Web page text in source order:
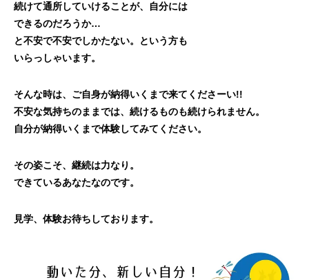
続けて通所していけることが、自分には
できるのだろうか…
と不安で不安でしかたない。という方も
いらっしゃいます。
そんな時は、ご自身が納得いくまで来てくださーい!!
不安な気持ちのままでは、続けるものも続けられません。
自分が納得いくまで体験してみてください。
その姿こそ、継続は力なり。
できているあなたなのです。
見学、体験お待ちしております。